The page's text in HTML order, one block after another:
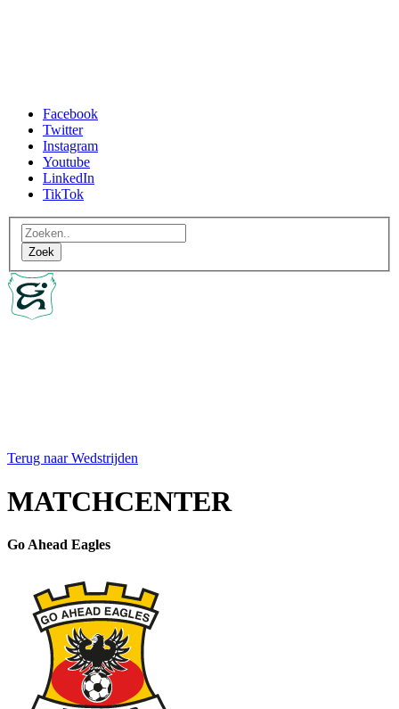
Facebook
Twitter
Instagram
Youtube
LinkedIn
TikTok
Terug naar Wedstrijden
MATCHCENTER
Go Ahead Eagles